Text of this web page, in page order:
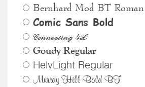
Bernhard Mod BT Roman
Comic Sans Bold
Connecting 4L
Goudy Regular
HelvLight Regular
Murray Hill Bold BT